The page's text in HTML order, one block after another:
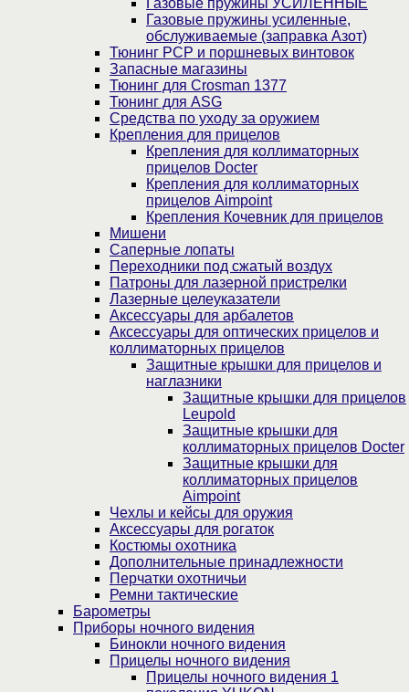
Газовые пружины УСИЛЕННЫЕ
Газовые пружины усиленные,
обслуживаемые (заправка Азот)
Тюнинг PCP и поршневых винтовок
Запасные магазины
Тюнинг для Crosman 1377
Тюнинг для ASG
Средства по уходу за оружием
Крепления для прицелов
Крепления для коллиматорных
прицелов Docter
Крепления для коллиматорных
прицелов Aimpoint
Крепления Кочевник для прицелов
Мишени
Саперные лопаты
Переходники под сжатый воздух
Патроны для лазерной пристрелки
Лазерные целеуказатели
Аксессуары для арбалетов
Аксессуары для оптических прицелов и
коллиматорных прицелов
Защитные крышки для прицелов и
наглазники
Защитные крышки для прицелов
Leupold
Защитные крышки для
коллиматорных прицелов Docter
Защитные крышки для
коллиматорных прицелов
Aimpoint
Чехлы и кейсы для оружия
Аксессуары для рогаток
Костюмы охотника
Дополнительные принадлежности
Перчатки охотничьи
Ремни тактические
Барометры
Приборы ночного видения
Бинокли ночного видения
Прицелы ночного видения
Прицелы ночного видения 1